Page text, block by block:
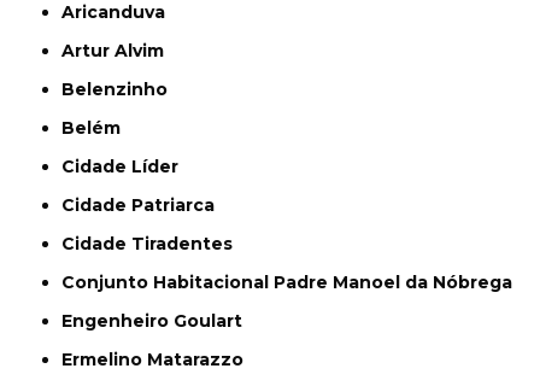
Aricanduva
Artur Alvim
Belenzinho
Belém
Cidade Líder
Cidade Patriarca
Cidade Tiradentes
Conjunto Habitacional Padre Manoel da Nóbrega
Engenheiro Goulart
Ermelino Matarazzo